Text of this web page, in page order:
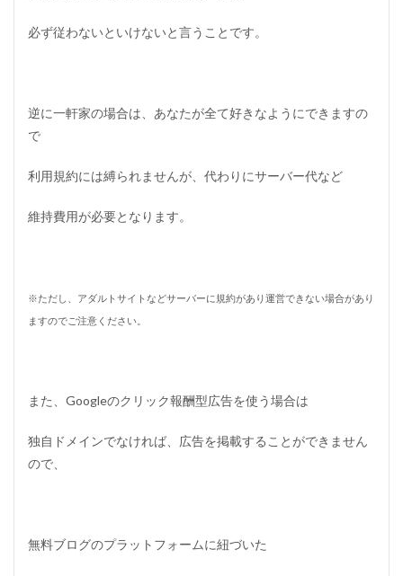
必ず従わないといけないと言うことです。
逆に一軒家の場合は、あなたが全て好きなようにできますの
で
利用規約には縛られませんが、代わりにサーバー代など
維持費用が必要となります。
※ただし、アダルトサイトなどサーバーに規約があり運営できない場合があり
ますのでご注意ください。
また、Googleのクリック報酬型広告を使う場合は
独自ドメインでなければ、広告を掲載することができません
ので、
無料ブログのプラットフォームに紐づいた